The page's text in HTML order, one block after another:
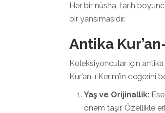
Her bir nüsha, tarih
bir yansımasıdır.
Antika
Koleksiyoncular için antika
Kur’an-ı Kerim’in değerini
Yaş ve Orijinallik:
önem taşır. Özellikle